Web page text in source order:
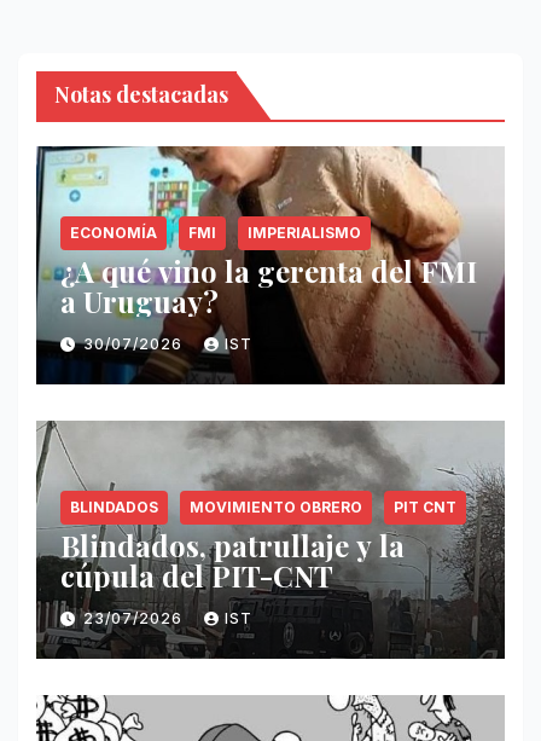
Notas destacadas
ECONOMÍA FMI IMPERIALISMO
¿A qué vino la gerenta del FMI
a Uruguay?
30/07/2026 IST
BLINDADOS MOVIMIENTO OBRERO PIT CNT
Blindados, patrullaje y la
cúpula del PIT-CNT
23/07/2026 IST